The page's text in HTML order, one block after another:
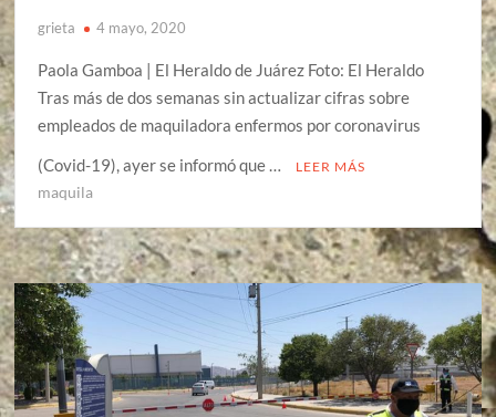
grieta 4 mayo, 2020
Paola Gamboa | El Heraldo de Juárez Foto: El Heraldo
Tras más de dos semanas sin actualizar cifras sobre
empleados de maquiladora enfermos por coronavirus
(Covid-19), ayer se informó que …
LEER MÁS
maquila